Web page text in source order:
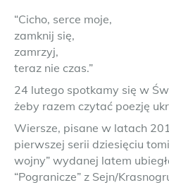
“Cicho, serce moje,
zamknij się,
zamrzyj,
teraz nie czas.”
24 lutego spotkamy się w
żeby razem czytać poezję
Wiersze, pisane w latach
pierwszej serii dziesięciu
wojny” wydanej latem
“Pogranicze” z Sejn/